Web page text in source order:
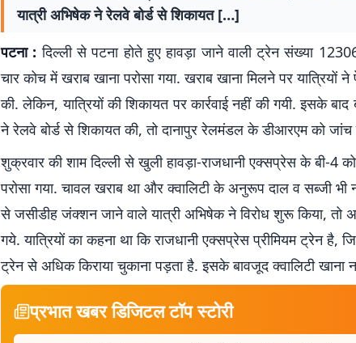
यात्री अभिषेक ने रेलवे बोर्ड से शिकायत […]
पटना :दिल्ली से पटना होते हुए हावड़ा जाने वाली ट्रेन संख्या
चार कोच में खराब खाना परोसा गया. खराब खाना मिलने पर यात्रियों
की. लेकिन, यात्रियों की शिकायत पर कार्रवाई नहीं की गयी. इसके
ने रेलवे बोर्ड से शिकायत की, तो दानापुर रेलमंडल के डीआरएम को जांच
शुक्रवार की शाम दिल्ली से खुली हावड़ा-राजधानी एक्सप्रेस के बी-4
परोसा गया. चावल खराब था और क्वालिटी के अनुरूप दाल व सब्जी भी
से जसीडीह जंक्शन जाने वाले यात्री अभिषेक ने विरोध शुरू किया, तो
गये. यात्रियों का कहना था कि राजधानी एक्सप्रेस प्रीमियम ट्रेन है,
ट्रेन से अधिक किराया चुकाना पड़ता है. इसके बावजूद क्वालिटी खाना
प्रभात खबर डिजिटल टॉप स्टोरी